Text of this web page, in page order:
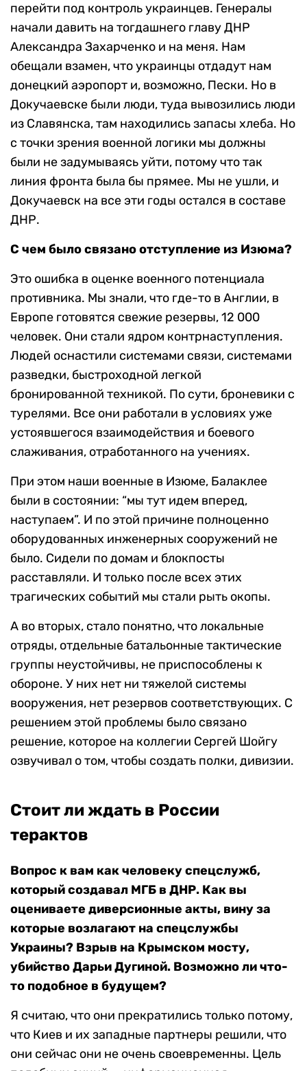
перейти под контроль украинцев. Генералы
начали давить на тогдашнего главу ДНР
Александра Захарченко и на меня. Нам
обещали взамен, что украинцы отдадут нам
донецкий аэропорт и, возможно, Пески. Но в
Докучаевске были люди, туда вывозились люди
из Славянска, там находились запасы хлеба. Но
с точки зрения военной логики мы должны
были не задумываясь уйти, потому что так
линия фронта была бы прямее. Мы не ушли, и
Докучаевск на все эти годы остался в составе
ДНР.
С чем было связано отступление из Изюма?
Это ошибка в оценке военного потенциала
противника. Мы знали, что где-то в Англии, в
Европе готовятся свежие резервы, 12 000
человек. Они стали ядром контрнаступления.
Людей оснастили системами связи, системами
разведки, быстроходной легкой
бронированной техникой. По сути, броневики с
турелями. Все они работали в условиях уже
устоявшегося взаимодействия и боевого
слаживания, отработанного на учениях.
При этом наши военные в Изюме, Балаклее
были в состоянии: “мы тут идем вперед,
наступаем”. И по этой причине полноценно
оборудованных инженерных сооружений не
было. Сидели по домам и блокпосты
расставляли. И только после всех этих
трагических событий мы стали рыть окопы.
А во вторых, стало понятно, что локальные
отряды, отдельные батальонные тактические
группы неустойчивы, не приспособлены к
обороне. У них нет ни тяжелой системы
вооружения, нет резервов соответствующих. С
решением этой проблемы было связано
решение, которое на коллегии Сергей Шойгу
озвучивал о том, чтобы создать полки, дивизии.
Стоит ли ждать в России
терактов
Вопрос к вам как человеку спецслужб,
который создавал МГБ в ДНР. Как вы
оцениваете диверсионные акты, вину за
которые возлагают на спецслужбы
Украины? Взрыв на Крымском мосту,
убийство Дарьи Дугиной. Возможно ли что-
то подобное в будущем?
Я считаю, что они прекратились только потому,
что Киев и их западные партнеры решили, что
они сейчас они не очень своевременны. Цель